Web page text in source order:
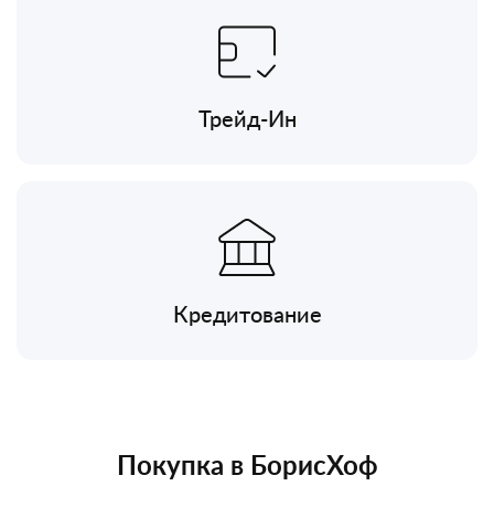
Трейд-Ин
Кредитование
Покупка в БорисХоф